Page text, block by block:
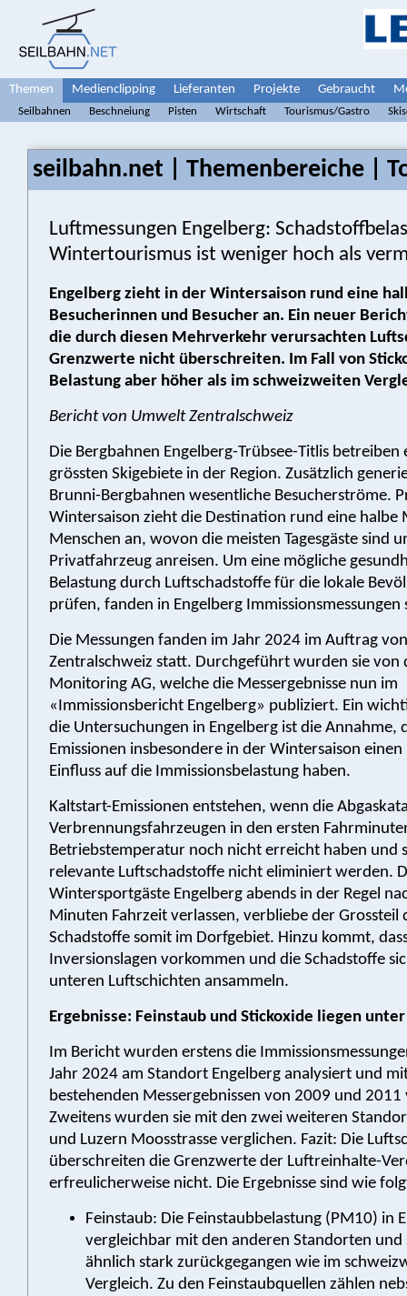
Themen Medienclipping Lieferanten Projekte Gebraucht
Seilbahnen Beschneiung Pisten Wirtschaft Tourismus/Gastro
seilbahn.net | Themenbereiche |
Luftmessungen Engelberg:
Wintertourismus ist weniger hoch als
Engelberg zieht in der Wintersaison rund eine
Besucherinnen und Besucher an. Ein neuer
die durch diesen Mehrverkehr verursachten
Grenzwerte nicht überschreiten. Im Fall von
Belastung aber höher als im schweizweiten
Bericht von Umwelt Zentralschweiz
Die Bergbahnen Engelberg-Trübsee-Titlis betreiben
grössten Skigebiete in der Region. Zusätzlich
Brunni-Bergbahnen wesentliche Besucherströme.
Wintersaison zieht die Destination rund eine halbe
Menschen an, wovon die meisten Tagesgäste sind
Privatfahrzeug anreisen. Um eine mögliche
Belastung durch Luftschadstoffe für die lokale
prüfen, fanden in Engelberg Immissionsmessungen
Die Messungen fanden im Jahr 2024 im Auftrag
Zentralschweiz statt. Durchgeführt wurden sie von
Monitoring AG, welche die Messergebnisse nun im
«Immissionsbericht Engelberg» publiziert. Ein
die Untersuchungen in Engelberg ist die Annahme,
Emissionen insbesondere in der Wintersaison
Einfluss auf die Immissionsbelastung haben.
Kaltstart-Emissionen entstehen, wenn die
Verbrennungsfahrzeugen in den ersten
Betriebstemperatur noch nicht erreicht haben und
relevante Luftschadstoffe nicht eliminiert werden.
Wintersportgäste Engelberg abends in der Regel
Minuten Fahrzeit verlassen, verbliebe der Grossteil
Schadstoffe somit im Dorfgebiet. Hinzu kommt,
Inversionslagen vorkommen und die Schadstoffe
unteren Luftschichten ansammeln.
Ergebnisse: Feinstaub und Stickoxide liegen
Im Bericht wurden erstens die
Jahr 2024 am Standort Engelberg analysiert und
bestehenden Messergebnissen von 2009 und 2011
Zweitens wurden sie mit den zwei weiteren
und Luzern Moosstrasse verglichen. Fazit: Die
überschreiten die Grenzwerte der Luftreinhalte-
erfreulicherweise nicht. Die Ergebnisse sind wie
Feinstaub: Die Feinstaubbelastung (PM10) in
vergleichbar mit den anderen Standorten und
ähnlich stark zurückgegangen wie im
Vergleich. Zu den Feinstaubquellen zählen